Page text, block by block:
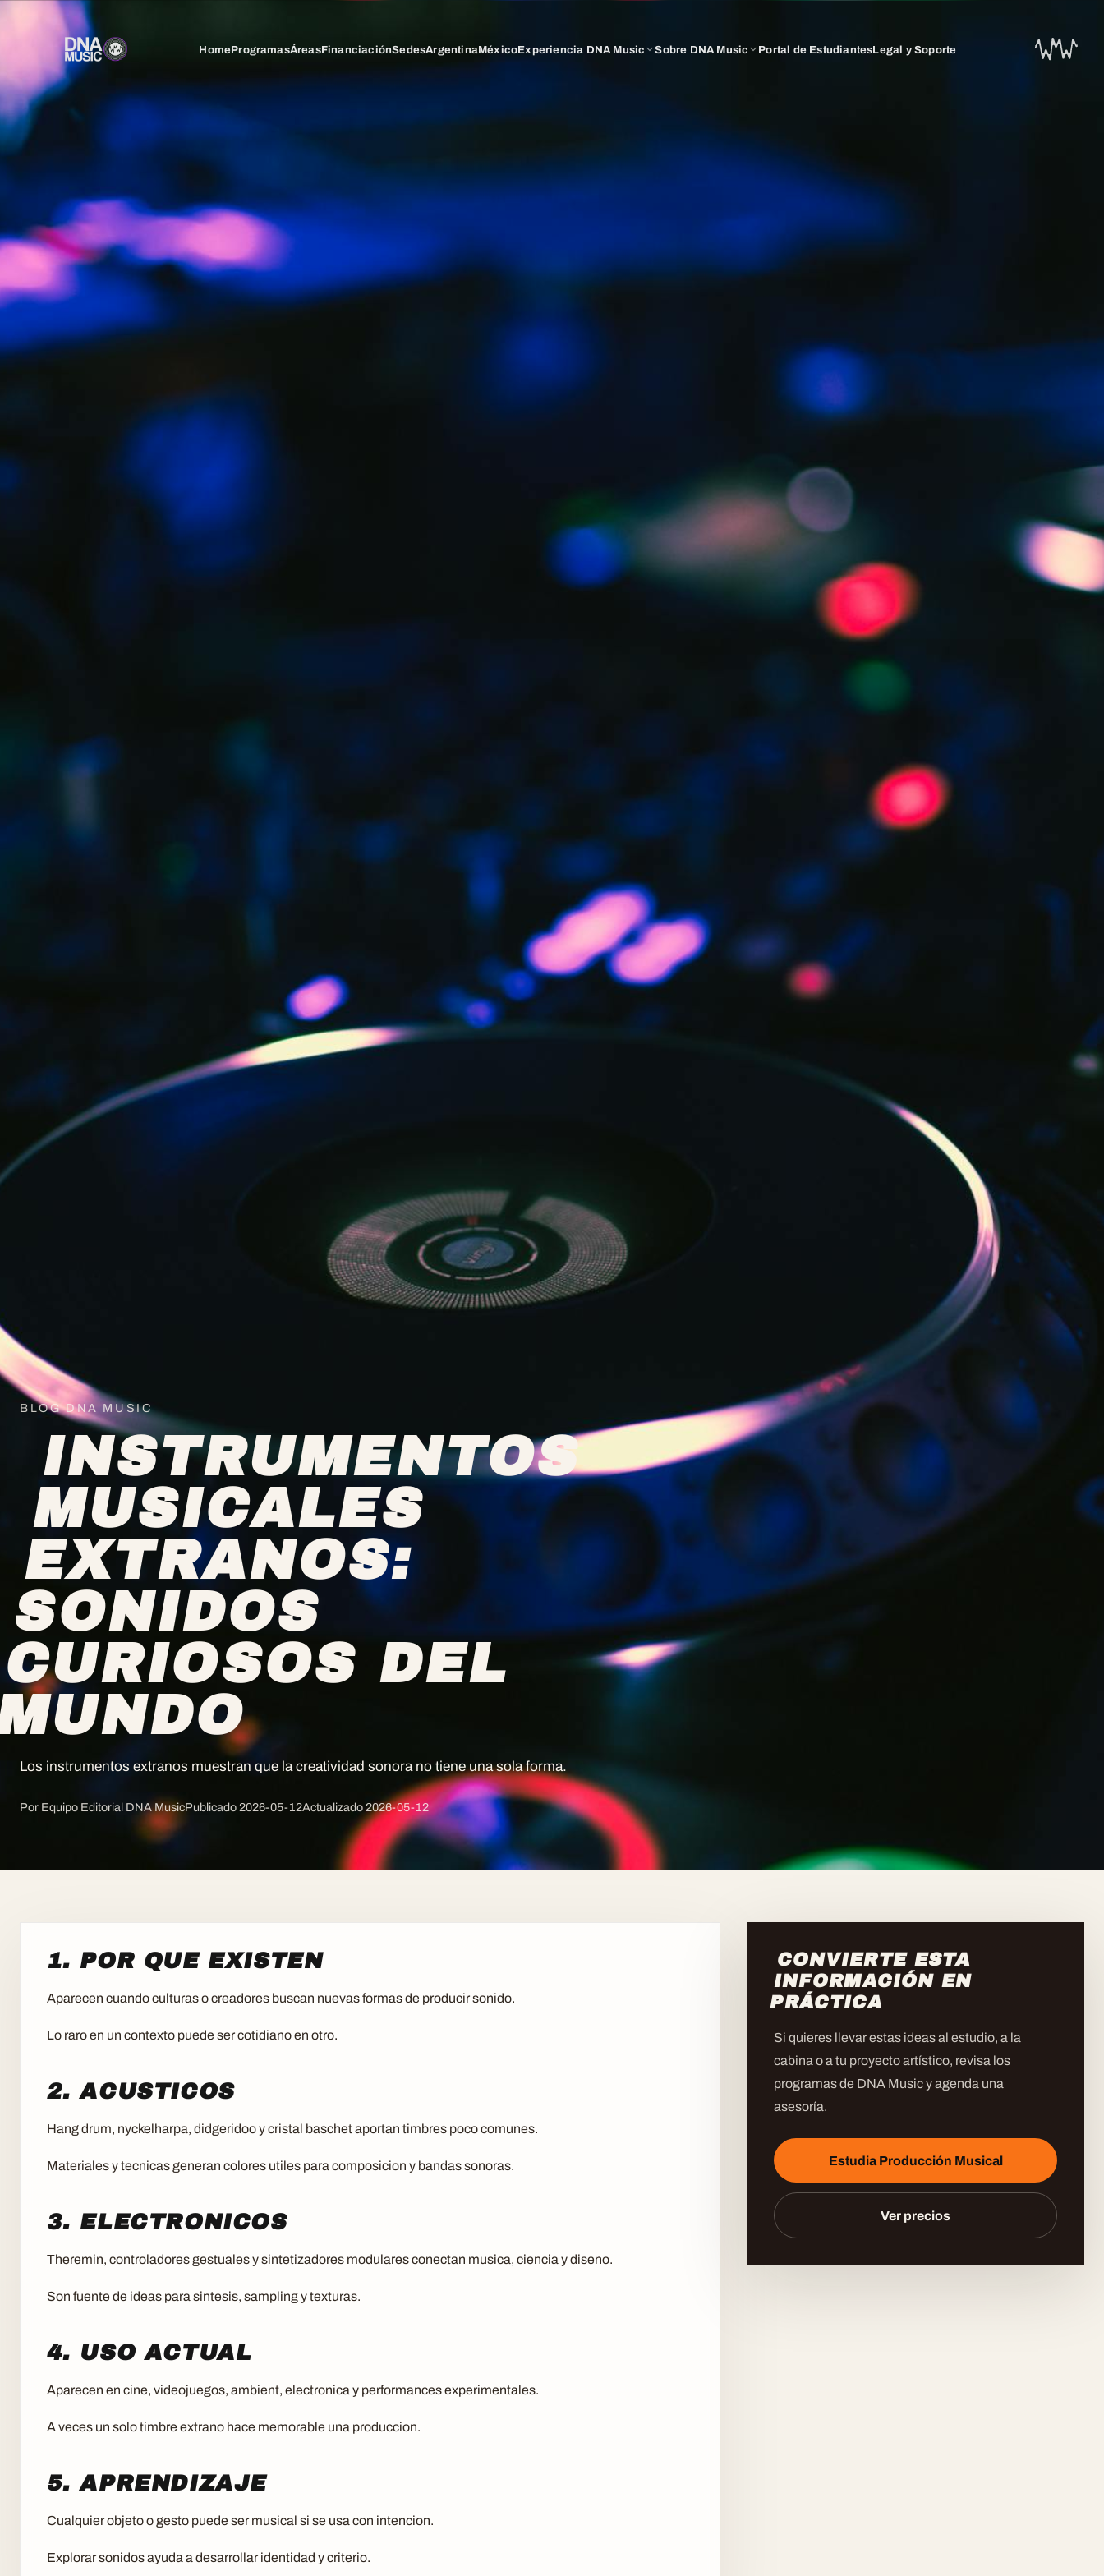
HomeProgramasÁreasFinanciaciónSedesArgentinaMéxicoExperiencia DNA Music Sobre DNA Music Portal de EstudiantesLegal y Soporte
BLOG DNA MUSIC
INSTRUMENTOS
MUSICALES
EXTRANOS:
SONIDOS
CURIOSOS DEL
Los instrumentos extranos muestran que la creatividad sonora no tiene una sola forma.
Por Equipo Editorial DNA MusicPublicado2026-05-12Actualizado2026-05-12
1. POR QUE EXISTEN
Aparecen cuando culturas o creadores buscan nuevas formas de producir sonido.
Lo raro en un contexto puede ser cotidiano en otro.
2. ACUSTICOS
Hang drum, nyckelharpa, didgeridoo y cristal baschet aportan timbres poco comunes.
Materiales y tecnicas generan colores utiles para composicion y bandas sonoras.
3. ELECTRONICOS
Theremin, controladores gestuales y sintetizadores modulares conectan musica, ciencia y diseno.
Son fuente de ideas para sintesis, sampling y texturas.
4. USO ACTUAL
Aparecen en cine, videojuegos, ambient, electronica y performances experimentales.
A veces un solo timbre extrano hace memorable una produccion.
5. APRENDIZAJE
Cualquier objeto o gesto puede ser musical si se usa con intencion.
Explorar sonidos ayuda a desarrollar identidad y criterio.
CONVIERTE ESTA
INFORMACIÓN EN
PRÁCTICA
Si quieres llevar estas ideas al estudio, a la
cabina o a tu proyecto artístico, revisa los
programas de DNA Music y agenda una
asesoría.
Estudia Producción Musical
Ver precios